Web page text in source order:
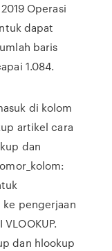
Operasi
dapat
baris
1.084.
di kolom
artikel cara
dan
pengerjaan
dan hlookup